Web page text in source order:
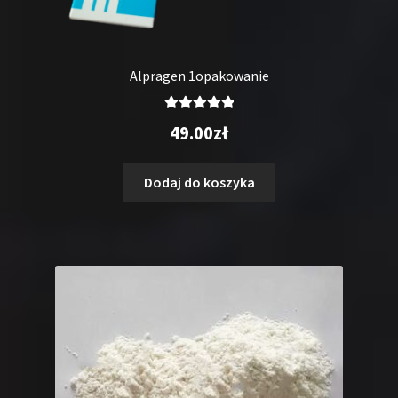
Alpragen 1opakowanie
5.00na 5
49.00zł
Dodaj do koszyka